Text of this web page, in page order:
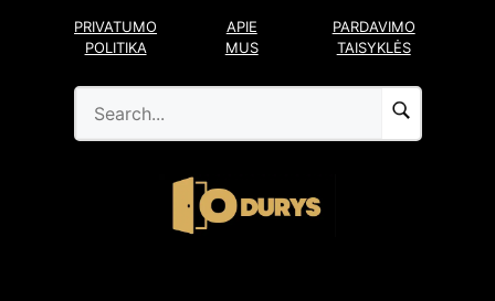
PRIVATUMO
POLITIKA
APIE
MUS
PARDAVIMO
TAISYKLĖS